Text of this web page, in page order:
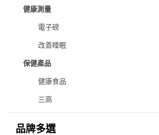
健康測量
電子磅
改善睡眠
保健產品
健康食品
三高
品牌多選